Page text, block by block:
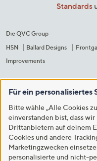
Standards
Die QVC Group
HSN
Ballard Designs
Improvements
Für ein
Bitte wähle „Alle Cookies
einverstanden bist, dass
Drittanbietern auf deinem
Cookies und andere
Marketingzwecken
personalisierte und nicht-